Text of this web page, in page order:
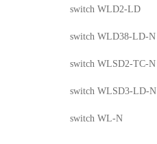
switch WLD2-LD
switch WLD38-LD-N
switch WLSD2-TC-N
switch WLSD3-LD-N
switch WL-N